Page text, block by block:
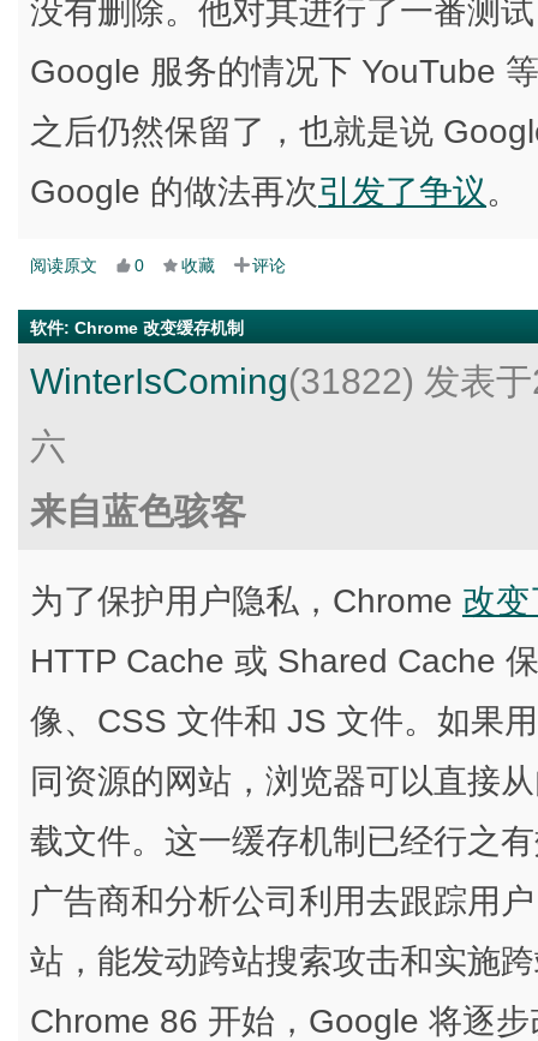
没有删除。他对其进行了一番测
Google 服务的情况下 YouTube
之后仍然保留了，也就是说
Google 的做法再次引发了争议。
阅读原文 0 收藏 评论
软件: Chrome 改变缓存机制
WinterIsComing(31822) 发表
六
来自蓝色骇客
为了保护用户隐私，Chrome 改
HTTP Cache 或 Shared Cache
像、CSS 文件和 JS 文件。如果
同资源的网站，浏览器可以直接
载文件。这一缓存机制已经行之
广告商和分析公司利用去跟踪用
站，能发动跨站搜索攻击和实施
Chrome 86 开始，Google 将逐